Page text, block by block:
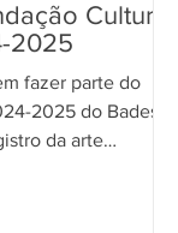
Cultural
2025
fazer parte do
2025 do Badesc.
da arte